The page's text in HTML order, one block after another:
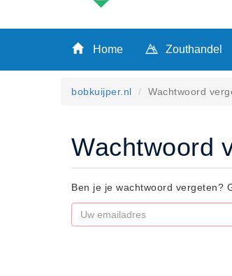
Diervoeders
Stal strooisel
Betaalmethoden
Algemene voorwaarden
Privacy Statement
Home Zouthandel
bobkuijper.nl Wachtwoord
Wachtwoord
Ben je je wachtwoord vergeten?